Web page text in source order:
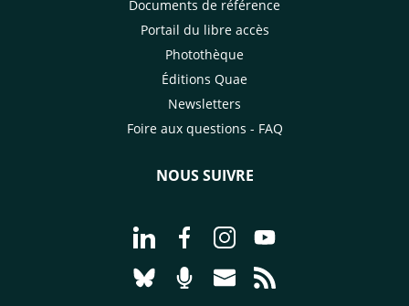
Documents de référence
Portail du libre accès
Photothèque
Éditions Quae
Newsletters
Foire aux questions - FAQ
NOUS SUIVRE
Aller à la page Nous suivre sur
Aller à la page Nous suivre sur
Aller à la page Nous
Aller à la page
Aller à la page Nous suivre sur
Aller à la page Nourrir le
Aller à la page Nous